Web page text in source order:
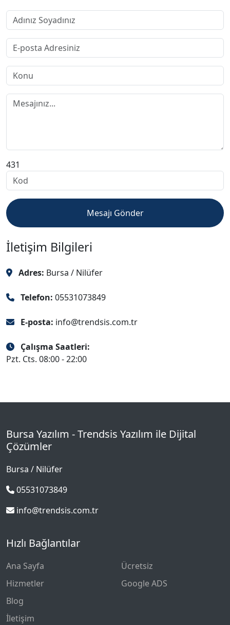
431
Mesajı Gönder
İletişim Bilgileri
Adres: Bursa / Nilüfer
Telefon: 05531073849
E-posta: info@trendsis.com.tr
Çalışma Saatleri:
Pzt. Cts. 08:00 - 22:00
Bursa Yazılım - Trendsis Yazılım ile Dijital
Çözümler
Bursa / Nilüfer
05531073849
info@trendsis.com.tr
Hızlı Bağlantılar
Ana Sayfa
Hizmetler
Blog
İletişim
Ücretsiz
Google ADS